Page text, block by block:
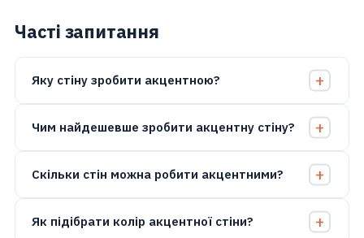
Часті запитання
Яку стіну зробити акцентною?
Чим найдешевше зробити акцентну стіну?
Скільки стін можна робити акцентними?
Як підібрати колір акцентної стіни?